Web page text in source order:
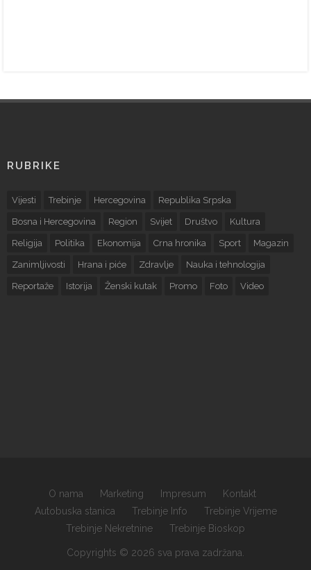
RUBRIKE
Vijesti Trebinje Hercegovina Republika Srpska
Bosna i Hercegovina Region Svijet Društvo Kultura
Religija Politika Ekonomija Crna hronika Sport Magazin
Zanimljivosti Hrana i piće Zdravlje Nauka i tehnologija
Reportaže Istorija Ženski kutak Promo Foto Video
O nama Marketing Impresum
Kontakt
Autobuska stanica
Trebinje Info
Trebinje Vrijeme
Trebinje Nekretnine
Trebinje Bioskop
Copyrights © 2026 sva prava zadržana.